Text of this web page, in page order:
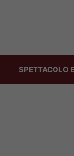
SPETTACOLO